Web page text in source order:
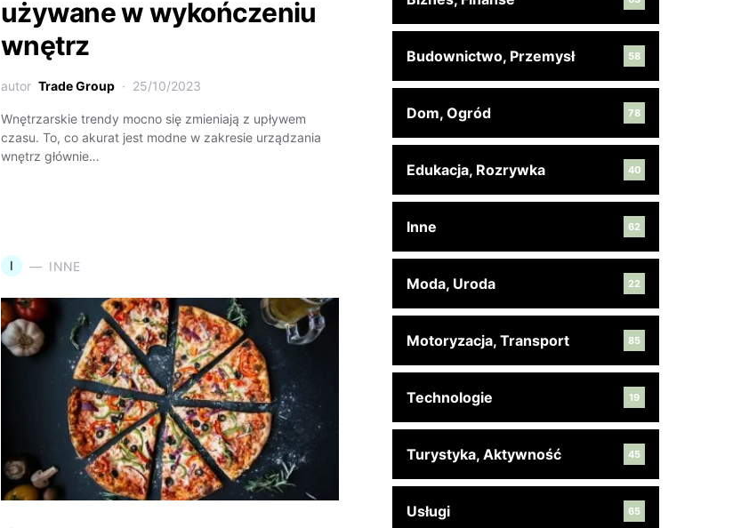
używane w wykończeniu
wnętrz
autor Trade Group 25/10/2023
Wnętrzarskie trendy mocno się zmieniają z upływem
czasu. To, co akurat jest modne w zakresie urządzania
wnętrz głównie…
I INNE
Budownictwo, Przemysł 58
Dom, Ogród 78
Edukacja, Rozrywka 40
Inne 62
Moda, Uroda 22
Motoryzacja, Transport 85
Technologie 19
Turystyka, Aktywność 45
Usługi 65